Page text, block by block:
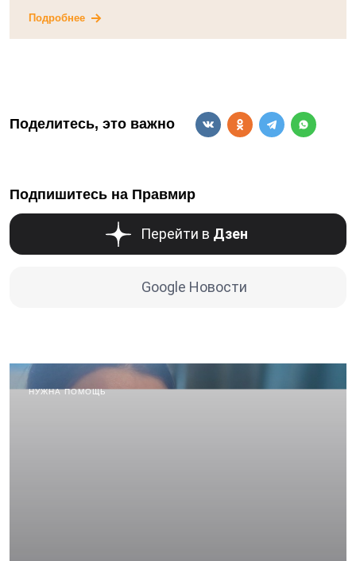
Подробнее
Поделитесь, это важно
Подпишитесь на Правмир
Перейти в Дзен
Google Новости
НУЖНА ПОМОЩЬ